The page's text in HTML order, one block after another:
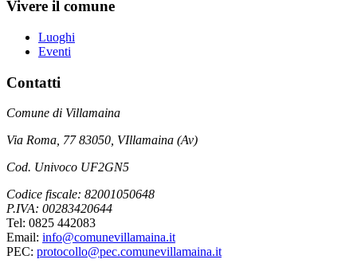
Vivere il comune
Luoghi
Eventi
Contatti
Comune di Villamaina
Via Roma, 77 83050, VIllamaina (Av)
Cod. Univoco UF2GN5
Codice fiscale: 82001050648
P.IVA: 00283420644
Tel: 0825 442083
Email: info@comunevillamaina.it
PEC: protocollo@pec.comunevillamaina.it